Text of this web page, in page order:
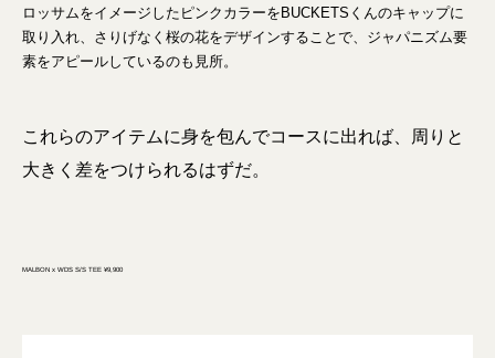
ロッサムをイメージしたピンクカラーをBUCKETSくんのキャップに
取り入れ、さりげなく桜の花をデザインすることで、ジャパニズム要
素をアピールしているのも見所。
これらのアイテムに身を包んでコースに出れば、周りと
大きく差をつけられるはずだ。
MALBON x WDS S/S TEE ¥9,900